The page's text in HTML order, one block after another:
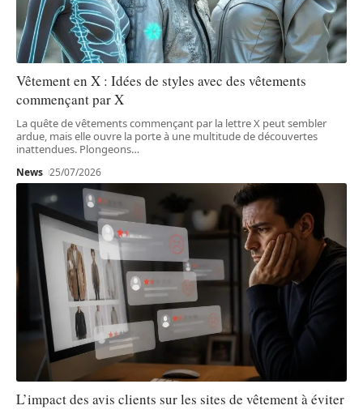
Vêtement en X : Idées de styles avec des vêtements
commençant par X
La quête de vêtements commençant par la lettre X peut sembler
ardue, mais elle ouvre la porte à une multitude de découvertes
inattendues. Plongeons…
News 25/07/2026
L’impact des avis clients sur les sites de vêtement à éviter